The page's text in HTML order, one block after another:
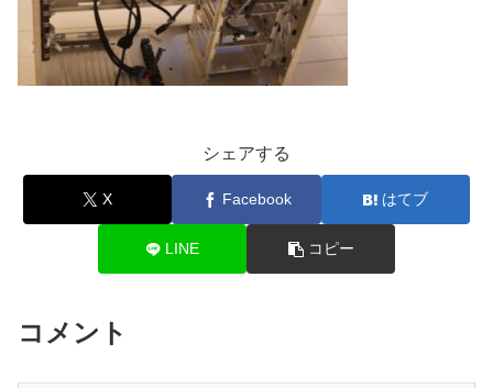
シェアする
X Facebook はてブ
LINE コピー
コメント